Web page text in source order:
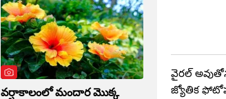
వర్షాకాలంలో మందార మొక్క
వైరల్
జ్యోతిక